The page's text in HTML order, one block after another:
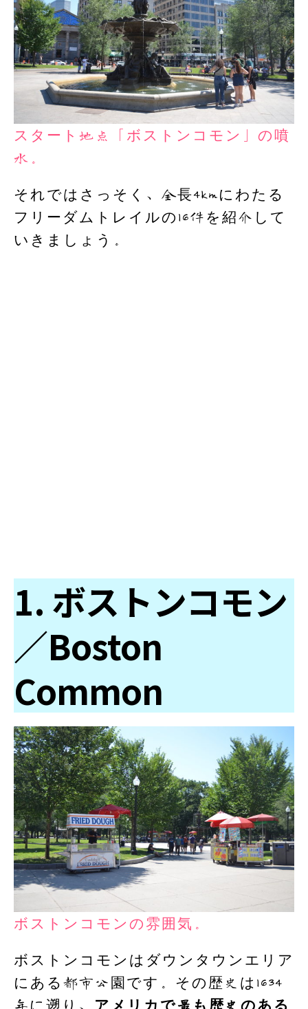
スタート地点「ボストンコモン」の噴
水。
それではさっそく、全長4kmにわたる
フリーダムトレイルの16件を紹介して
いきましょう。
1. ボストンコモン
／Boston
Common
ボストンコモンの雰囲気。
ボストンコモンはダウンタウンエリア
にある都市公園です。その歴史は1634
年に遡り、 アメリカで最も歴史のある